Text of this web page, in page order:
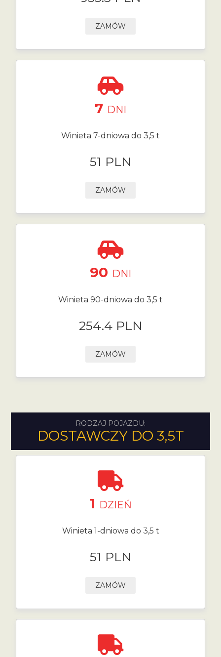
ZAMÓW
7 DNI
Winieta 7-dniowa do 3,5 t
51 PLN
ZAMÓW
90 DNI
Winieta 90-dniowa do 3,5 t
254.4 PLN
ZAMÓW
RODZAJ POJAZDU:
DOSTAWCZY DO 3,5T
1 DZIEŃ
Winieta 1-dniowa do 3,5 t
51 PLN
ZAMÓW